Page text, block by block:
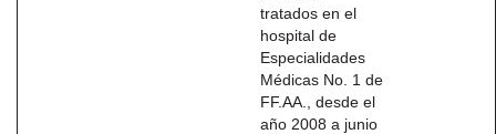
tratados en el
hospital de
Especialidades
Médicas No. 1 de
FF.AA., desde el
año 2008 a junio